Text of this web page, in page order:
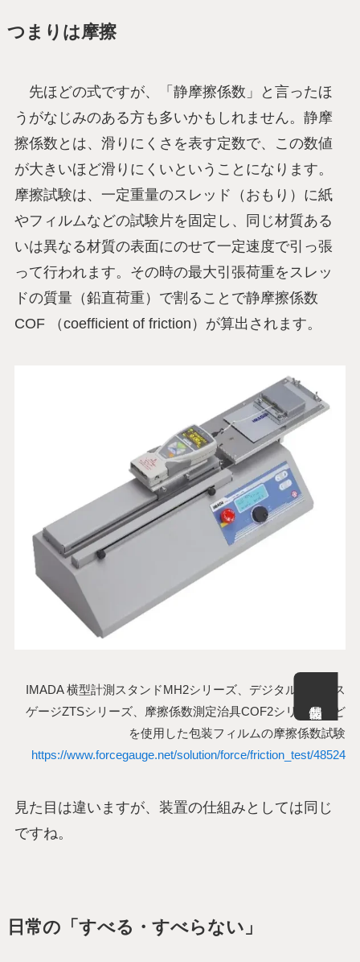
つまりは摩擦
先ほどの式ですが、「静摩擦係数」と言ったほ
うがなじみのある方も多いかもしれません。静摩
擦係数とは、滑りにくさを表す定数で、この数値
が大きいほど滑りにくいということになります。
摩擦試験は、一定重量のスレッド（おもり）に紙
やフィルムなどの試験片を固定し、同じ材質ある
いは異なる材質の表面にのせて一定速度で引っ張
って行われます。その時の最大引張荷重をスレッ
ドの質量（鉛直荷重）で割ることで静摩擦係数
COF （coefficient of friction）が算出されます。
IMADA 横型計測スタンドMH2シリーズ、デジタルフォース
ゲージZTSシリーズ、摩擦係数測定治具COF2シリーズなど
を使用した包装フィルムの摩擦係数試験
https://www.forcegauge.net/solution/force/friction_test/48524
見た目は違いますが、装置の仕組みとしては同じ
ですね。
日常の「すべる・すべらない」